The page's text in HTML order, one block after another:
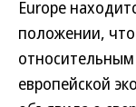
Europe
положении, что
европейской